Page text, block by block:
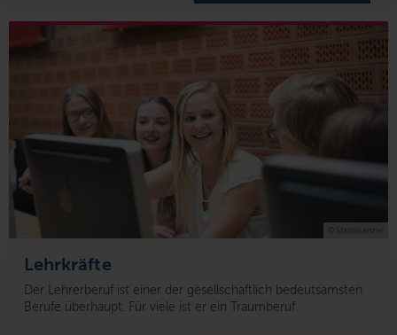
Lehrkräfte
Der Lehrerberuf ist einer der gesellschaftlich bedeutsamsten
Berufe überhaupt. Für viele ist er ein Traumberuf.
© Staatskanzlei